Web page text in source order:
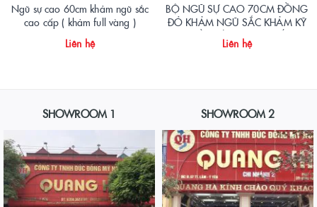
Ngũ sự cao 60cm khảm ngũ sắc
cao cấp ( khảm full vàng )
Liên hệ
BỘ NGŨ SỰ CAO 70CM ĐỒNG
ĐỎ KHẢM NGŨ SẮC KHẢM KỸ
NHIỀU VÀNG CAO CẤP
Liên hệ
SHOWROOM 1 SHOWROOM 2